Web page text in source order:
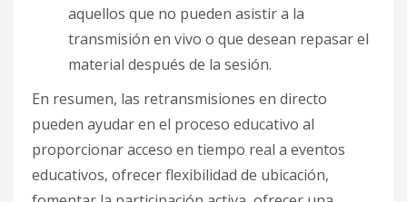
aquellos que no pueden asistir a la
transmisión en vivo o que desean repasar el
material después de la sesión.
En resumen, las retransmisiones en directo
pueden ayudar en el proceso educativo al
proporcionar acceso en tiempo real a eventos
educativos, ofrecer flexibilidad de ubicación,